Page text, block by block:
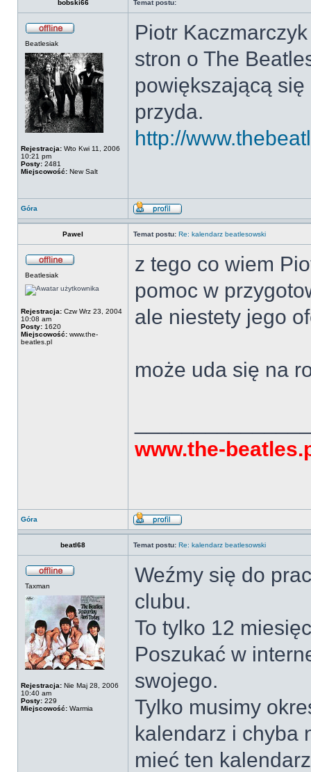
bobski66 Temat postu:
Beatlesiak
Rejestracja: Wto Kwi 11, 2006
10:21 pm
Posty: 2481
Miejscowość: New Salt
Piotr
stron o The
powiększającą
przyda.
http://
Góra
Pawel Temat postu: Re: kalendarz beatlesowski
Beatlesiak
Rejestracja: Czw Wrz 23, 2004
10:08 am
Posty: 1620
Miejscowość: www.the-
beatles.pl
z tego co wiem
pomoc w
ale niestety jego
może uda się na
www.the-
Góra
beatl68 Temat postu: Re: kalendarz beatlesowski
Taxman
Rejestracja: Nie Maj 28, 2006
10:40 am
Posty: 229
Miejscowość: Warmia
Weźmy się do
clubu.
To tylko 12
Poszukać w
swojego.
Tylko musimy
kalendarz i chyba
mieć ten